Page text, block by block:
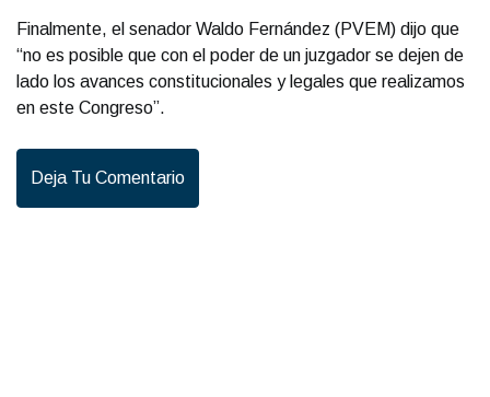
Finalmente, el senador Waldo Fernández (PVEM) dijo que
“no es posible que con el poder de un juzgador se dejen de
lado los avances constitucionales y legales que realizamos
en este Congreso”.
Deja Tu Comentario